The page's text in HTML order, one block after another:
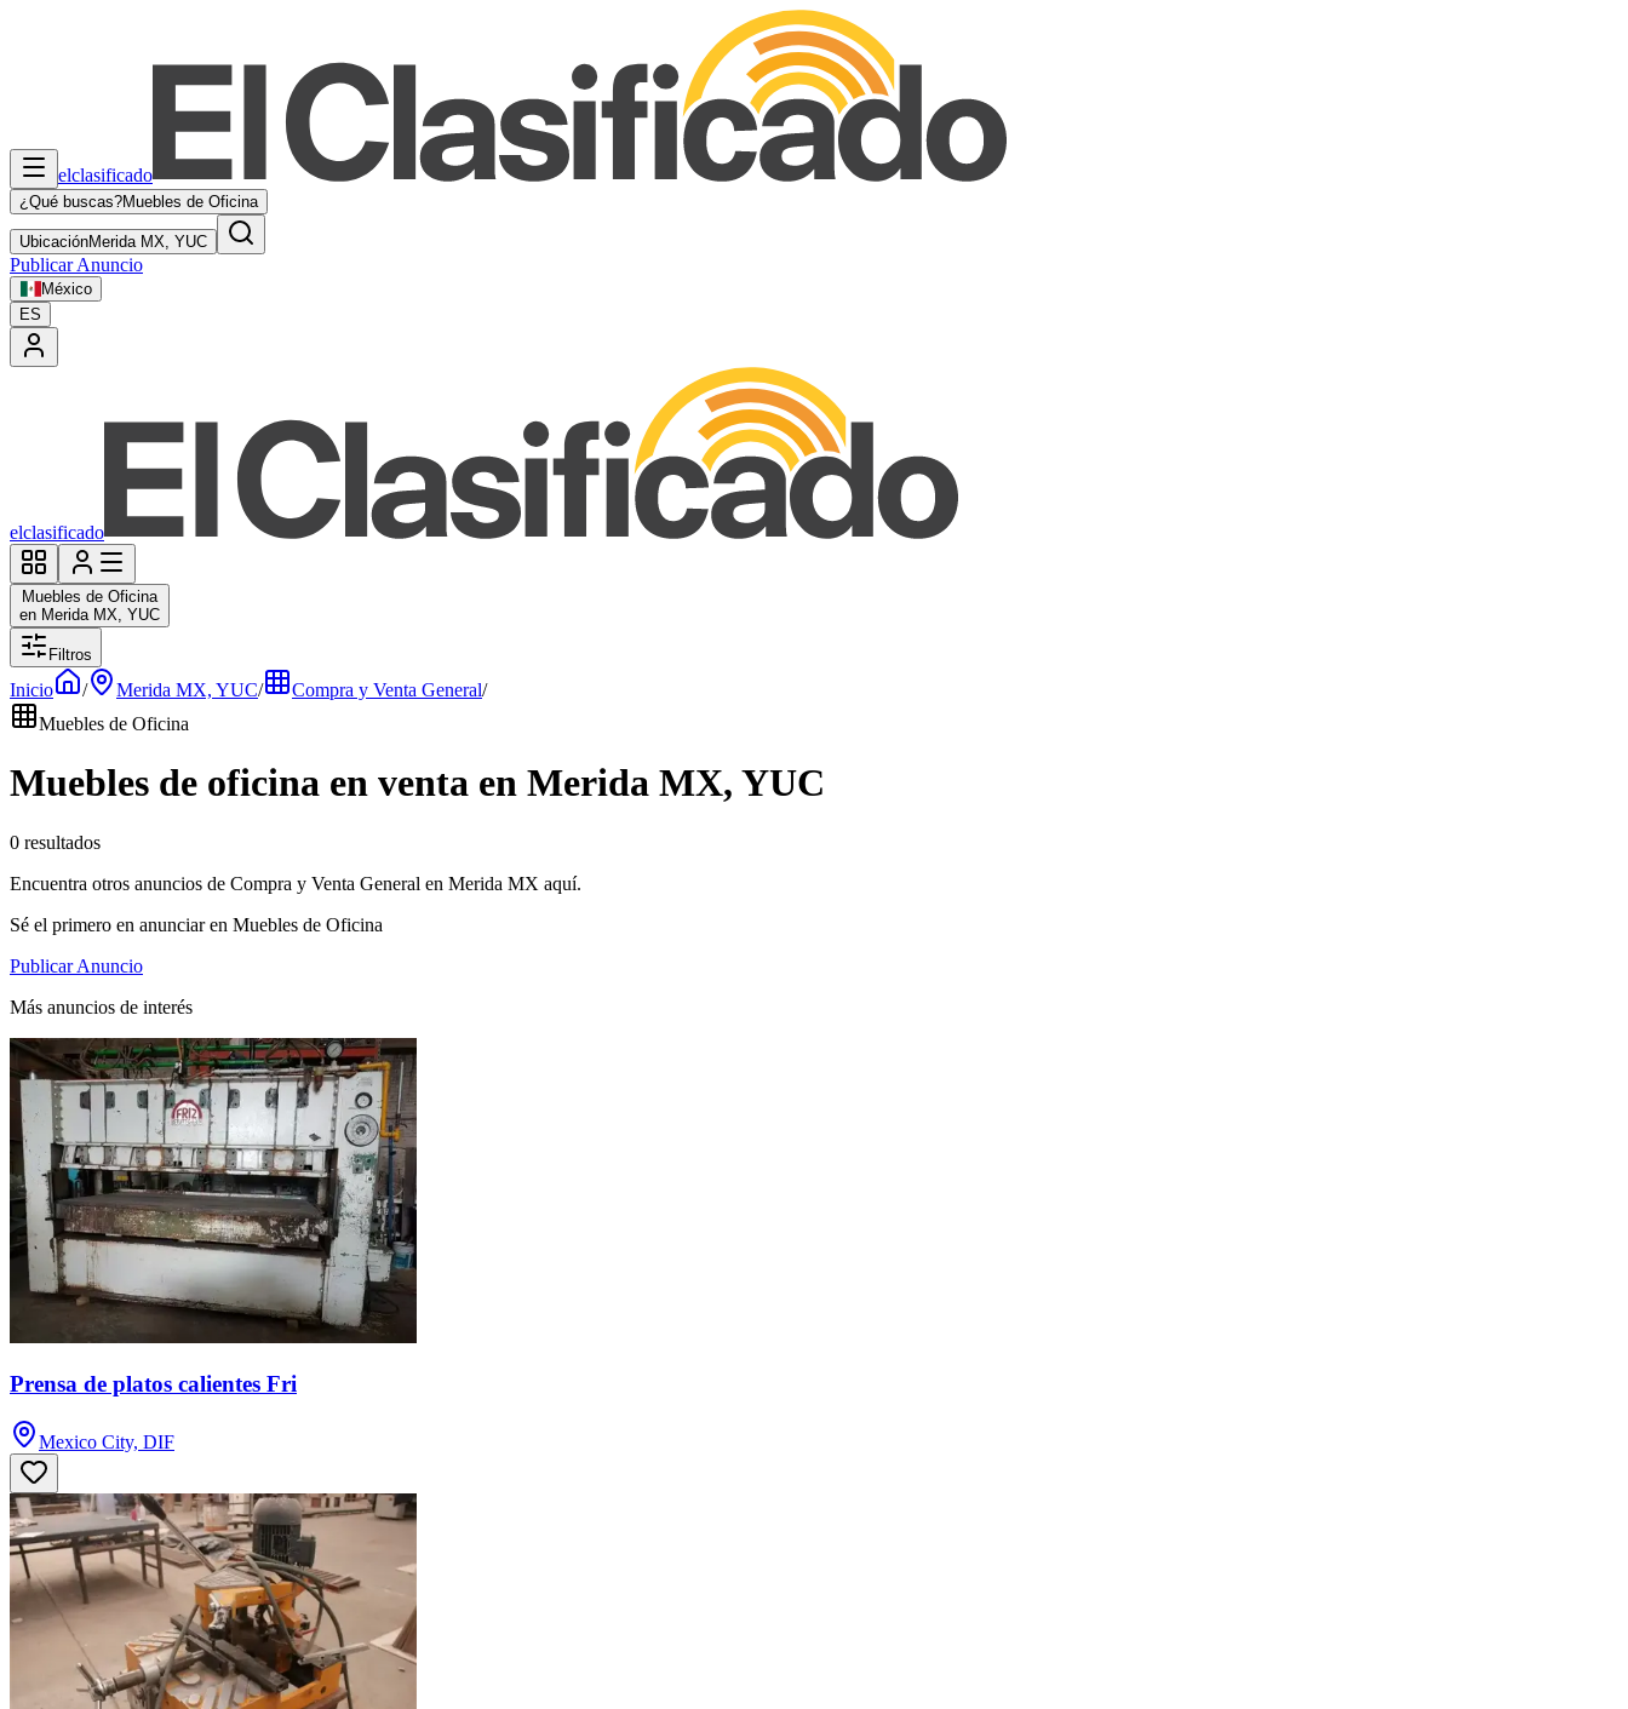
elclasificado
¿Qué buscas?Muebles de Oficina
UbicaciónMerida MX, YUC
Publicar Anuncio
México
ES
elclasificado
Muebles de Oficina
en Merida MX, YUC
Filtros
Inicio / Merida MX, YUC/ Compra y Venta General/
Muebles de Oficina
Muebles de oficina en venta en Merida MX, YUC
0 resultados
Encuentra otros anuncios de Compra y Venta General en Merida MX aquí.
Sé el primero en anunciar en Muebles de Oficina
Publicar Anuncio
Más anuncios de interés
Prensa de platos calientes Fri
Mexico City, DIF